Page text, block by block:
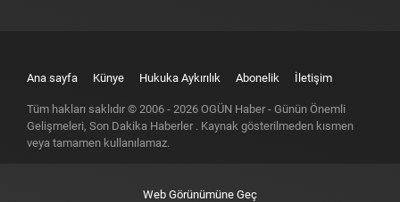
Ana sayfa Künye Hukuka Aykırılık Abonelik İletişim
Tüm hakları saklıdır © 2006 - 2026 OGÜN Haber - Günün Önemli
Gelişmeleri, Son Dakika Haberler . Kaynak gösterilmeden kısmen
veya tamamen kullanılamaz.
Web Görünümüne Geç